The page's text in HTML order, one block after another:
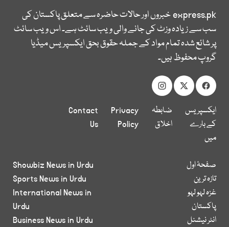
express.pkخبروں اور حالات حاضرہ سے متعلق پاکستان کی
سب سے زیادہ وزٹ کی جانے والی ویب سائٹ ہے۔ اس ویب سائٹ
پر شائع شدہ تمام مواد کے جملہ حقوق بحق ایکسپریس میڈیا
گروپ محفوظ ہیں۔
ایکسپریس
کے بارے
میں
ضابطہ
اخلاق
Privacy
Policy
Contact
Us
صفحۂ اول
تازہ ترین
غزہ لہو لہو
پاکستان
انٹر نیشنل
Showbiz News in Urdu
Sports News in Urdu
International News in
Urdu
Business News in Urdu